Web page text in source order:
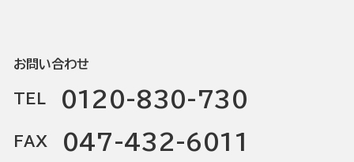
お問い合わせ
TEL 0120-830-730
FAX 047-432-6011